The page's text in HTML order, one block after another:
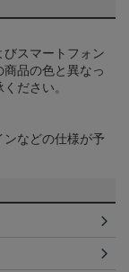
スマートフォン
品の色と異なっ
ださい。
などの仕様が予